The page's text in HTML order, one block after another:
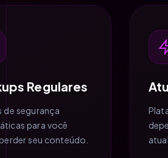
Regulares
de segurança
para você
seu conteúdo.